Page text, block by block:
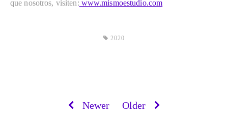
que nosotros, visiten: www.mismoestudio.com
2020
Newer Older